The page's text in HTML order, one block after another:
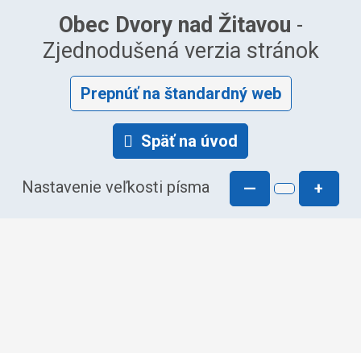
Obec Dvory nad Žitavou -
Zjednodušená verzia stránok
Prepnúť na štandardný web
Späť na úvod
Nastavenie veľkosti písma — +